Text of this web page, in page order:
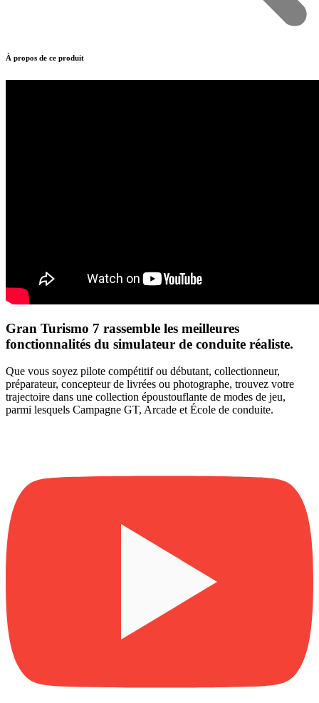
À propos de ce produit
Gran Turismo 7 rassemble les meilleures
fonctionnalités du simulateur de conduite réaliste.
Que vous soyez pilote compétitif ou débutant, collectionneur,
préparateur, concepteur de livrées ou photographe, trouvez votre
trajectoire dans une collection époustouflante de modes de jeu,
parmi lesquels Campagne GT, Arcade et École de conduite.